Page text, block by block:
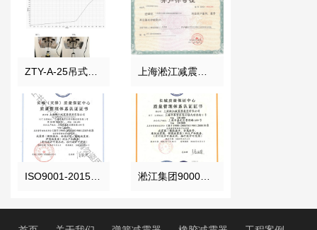
ISO9001-2015证书报告 淞江集团9000认证 中文正本